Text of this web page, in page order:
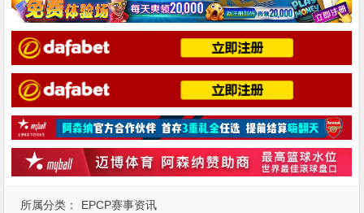
所属分类： EPCP赛事资讯